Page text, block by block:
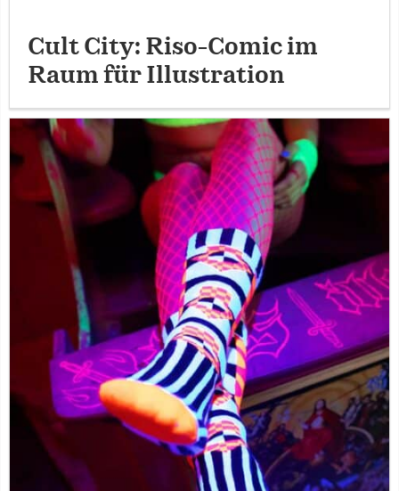
Cult City: Riso-Comic im
Raum für Illustration